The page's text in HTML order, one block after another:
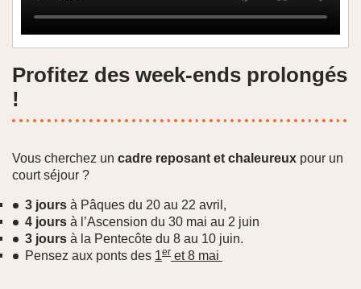
Profitez des week-ends prolongés
!
Vous cherchez un cadre reposant et chaleureux pour un
court séjour ?
3 jours à Pâques du 20 au 22 avril,
4 jours à l’Ascension du 30 mai au 2 juin
3 jours à la Pentecôte du 8 au 10 juin.
Pensez aux ponts des 1er et 8 mai